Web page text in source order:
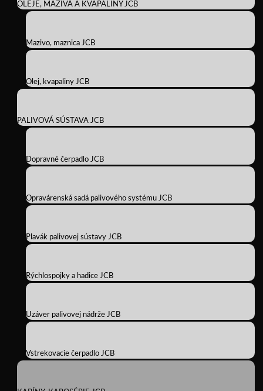
OLEJE, MAZIVÁ A KVAPALINY JCB
Mazivo, maznica JCB
Olej, kvapaliny JCB
PALIVOVÁ SÚSTAVA JCB
Dopravné čerpadlo JCB
Opravárenská sadá palivového systému JCB
Plavák palivovej sústavy JCB
Rýchlospojky a hadice JCB
Uzáver palivovej nádrže JCB
Vstrekovacie čerpadlo JCB